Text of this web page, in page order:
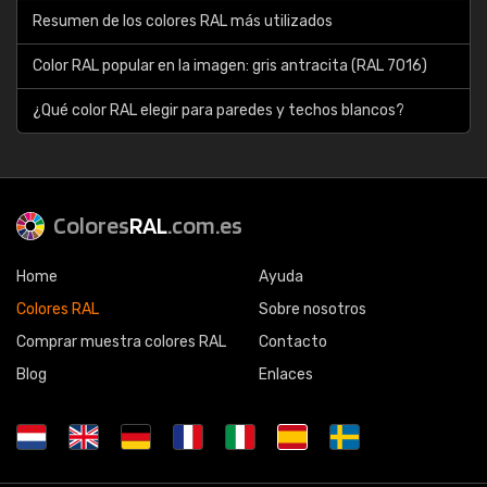
Resumen de los colores RAL más utilizados
Color RAL popular en la imagen: gris antracita (RAL 7016)
¿Qué color RAL elegir para paredes y techos blancos?
ColoresRAL.com.es
Home
Colores RAL
Comprar muestra colores RAL
Blog
Ayuda
Sobre nosotros
Contacto
Enlaces